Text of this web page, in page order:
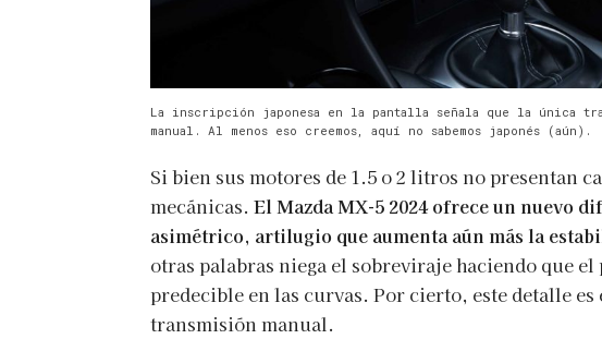
La inscripción japonesa en la pantalla señala que la única
manual. Al menos eso creemos, aquí no sabemos japonés (aún).
Si bien sus motores de 1.5 o 2 litros no presentan
mecánicas. El Mazda MX-5 2024 ofrece un nuevo
asimétrico, artilugio que aumenta aún más la
otras palabras niega el sobreviraje haciendo que el
predecible en las curvas. Por cierto, este detalle
transmisión manual.